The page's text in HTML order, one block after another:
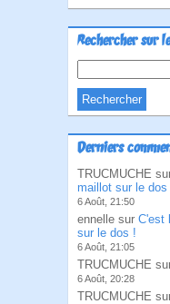
Rechercher sur
Derniers
TRUCMUCHE
maillot sur le dos
6 Août, 21:50
ennelle sur C'est
sur le dos !
6 Août, 21:05
TRUCMUCHE
6 Août, 20:28
TRUCMUCHE